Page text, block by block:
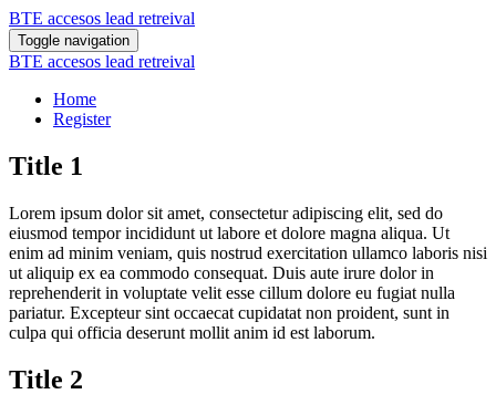
BTE accesos lead retreival
Toggle navigation
BTE accesos lead retreival
Home
Register
Title 1
Lorem ipsum dolor sit amet, consectetur adipiscing elit, sed do
eiusmod tempor incididunt ut labore et dolore magna aliqua. Ut
enim ad minim veniam, quis nostrud exercitation ullamco laboris nisi
ut aliquip ex ea commodo consequat. Duis aute irure dolor in
reprehenderit in voluptate velit esse cillum dolore eu fugiat nulla
pariatur. Excepteur sint occaecat cupidatat non proident, sunt in
culpa qui officia deserunt mollit anim id est laborum.
Title 2